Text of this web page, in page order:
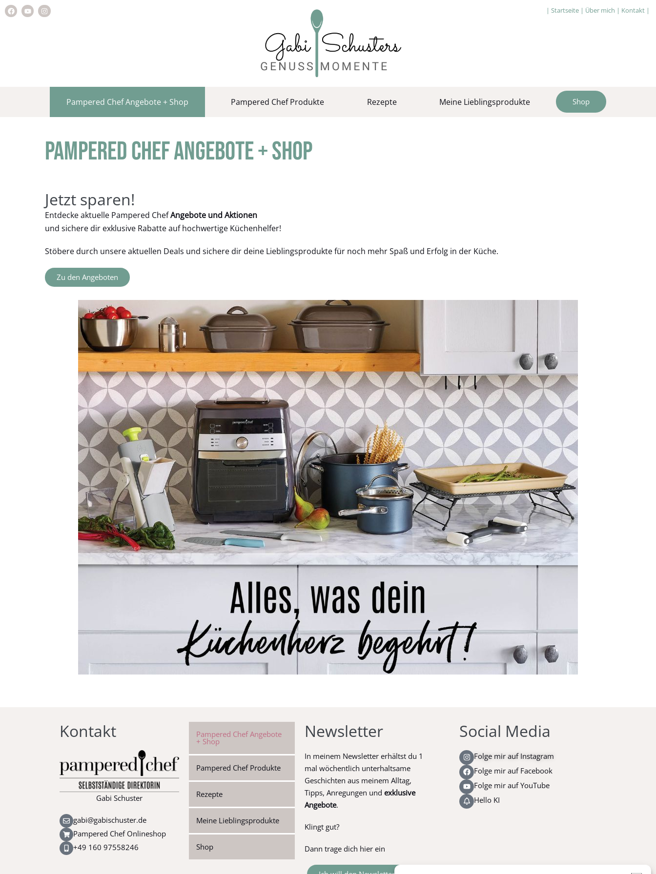
| Startseite | Über mich | Kontakt |
Pampered Chef Angebote + Shop Pampered Chef Produkte Rezepte Meine Lieblingsprodukte Shop
Pampered Chef Angebote + Shop
Jetzt sparen!
Entdecke aktuelle Pampered ChefAngebote und Aktionen
und sichere dir exklusive Rabatte auf hochwertige Küchenhelfer!
Stöbere durch unsere aktuellen Deals und sichere dir deine Lieblingsprodukte für noch mehr Spaß und Erfolg in der Küche.
Zu den Angeboten
Kontakt
Gabi Schuster
gabi@gabischuster.de
Pampered Chef Onlineshop
+49 160 97558246
Pampered Chef Angebote
+ Shop
Pampered Chef Produkte
Rezepte
Meine Lieblingsprodukte
Shop
Newsletter
In meinem Newsletter erhältst du 1
mal wöchentlich unterhaltsame
Geschichten aus meinem Alltag,
Tipps, Anregungen und exklusive
Angebote.
Klingt gut?
Dann trage dich hier ein
Social Media
Folge mir auf Instagram
Folge mir auf Facebook
Folge mir auf YouTube
Hello KI